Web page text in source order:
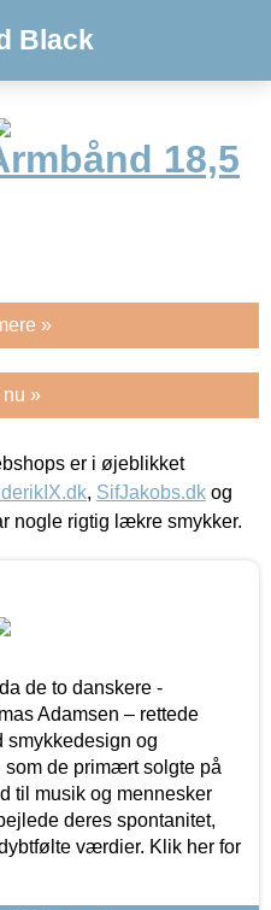
Black
18,5
»
»
er i øjeblikket
, SifJakobs.dk og
nogle rigtig lækre smykker.
de to danskere -
Adamsen – rettede
smykkedesign og
som de primært solgte på
til musik og mennesker
deres spontanitet,
værdier. Klik her for